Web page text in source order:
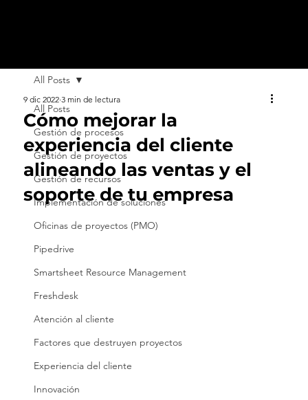
All Posts
Gestión de procesos
Gestión de proyectos
Gestión de recursos
Implementación de soluciones
Oficinas de proyectos (PMO)
Pipedrive
Smartsheet Resource Management
Freshdesk
Atención al cliente
Factores que destruyen proyectos
Experiencia del cliente
Innovación
All Posts
Cómo mejorar la
experiencia del cliente
alineando las ventas y el
soporte de tu empresa
9 dic 2022 3 min de lectura